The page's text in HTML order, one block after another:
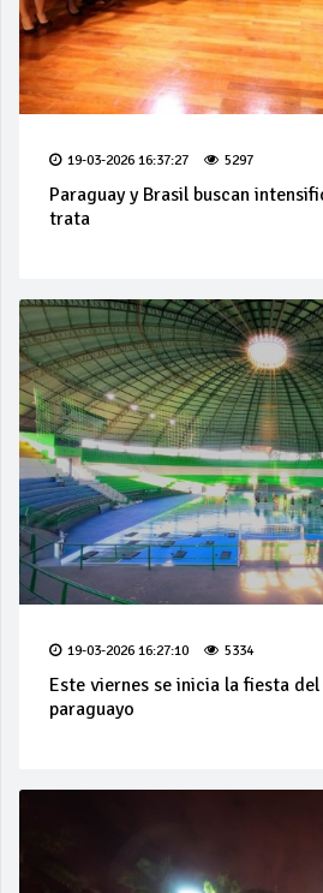
19-03-2026 16:37:27 5297
Paraguay y Brasil buscan
trata
19-03-2026 16:27:10 5334
Este viernes se inicia la fiesta
paraguayo